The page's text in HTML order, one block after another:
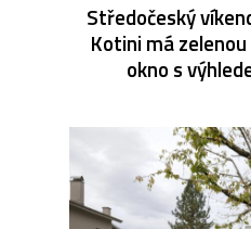
Středočeský
Kotini má
okno s